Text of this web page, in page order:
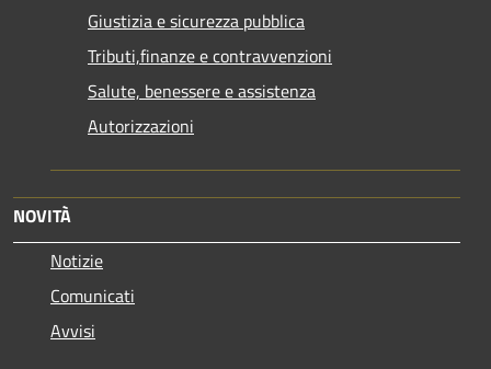
Giustizia e sicurezza pubblica
Tributi,finanze e contravvenzioni
Salute, benessere e assistenza
Autorizzazioni
NOVITÀ
Notizie
Comunicati
Avvisi